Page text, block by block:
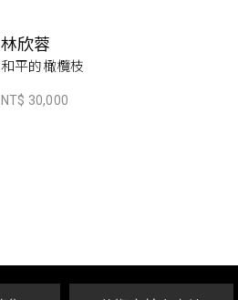
林欣蓉
和平的橄欖枝
NT$ 30,000